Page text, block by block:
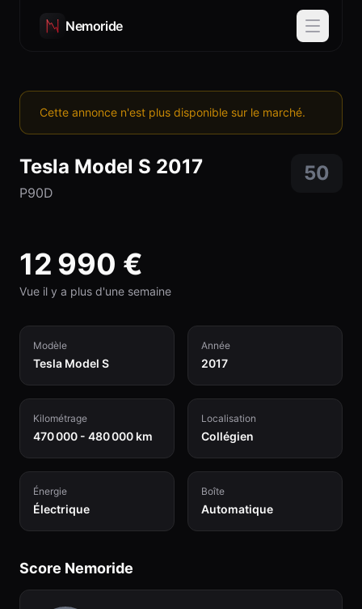
Nemoride
Cette annonce n'est plus disponible sur le marché.
Tesla Model S 2017
P90D
50
12 990 €
Vue il y a plus d'une semaine
Modèle
Tesla Model S
Année
2017
Kilométrage
470 000 - 480 000 km
Localisation
Collégien
Énergie
Électrique
Boîte
Automatique
Score Nemoride